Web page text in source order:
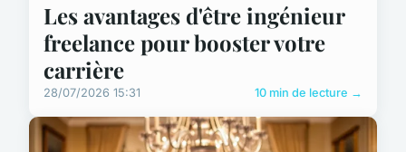
Les avantages d'être ingénieur
freelance pour booster votre
carrière
28/07/2026 15:31 10 min de lecture →